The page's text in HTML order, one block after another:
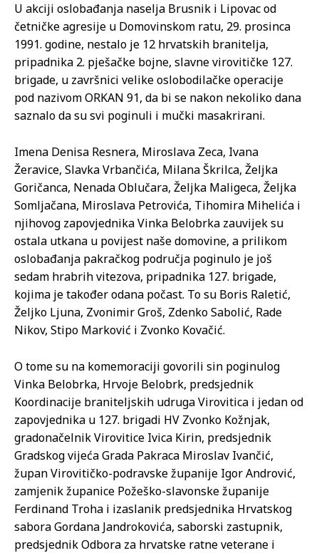
U akciji oslobađanja naselja Brusnik i Lipovac od
četničke agresije u Domovinskom ratu, 29. prosinca
1991. godine, nestalo je 12 hrvatskih branitelja,
pripadnika 2. pješačke bojne, slavne virovitičke 127.
brigade, u završnici velike oslobodilačke operacije
pod nazivom ORKAN 91, da bi se nakon nekoliko dana
saznalo da su svi poginuli i mučki masakrirani.
Imena Denisa Resnera, Miroslava Zeca, Ivana
Žeravice, Slavka Vrbančića, Milana Škrilca, Željka
Goričanca, Nenada Oblučara, Željka Maligeca, Željka
Somljačana, Miroslava Petrovića, Tihomira Mihelića i
njihovog zapovjednika Vinka Belobrka zauvijek su
ostala utkana u povijest naše domovine, a prilikom
oslobađanja pakračkog područja poginulo je još
sedam hrabrih vitezova, pripadnika 127. brigade,
kojima je također odana počast. To su Boris Raletić,
Željko Ljuna, Zvonimir Groš, Zdenko Sabolić, Rade
Nikov, Stipo Marković i Zvonko Kovačić.
O tome su na komemoraciji govorili sin poginulog
Vinka Belobrka, Hrvoje Belobrk, predsjednik
Koordinacije braniteljskih udruga Virovitica i jedan od
zapovjednika u 127. brigadi HV Zvonko Kožnjak,
gradonačelnik Virovitice Ivica Kirin, predsjednik
Gradskog vijeća Grada Pakraca Miroslav Ivančić,
župan Virovitičko-podravske županije Igor Andrović,
zamjenik županice Požeško-slavonske županije
Ferdinand Troha i izaslanik predsjednika Hrvatskog
sabora Gordana Jandrokovića, saborski zastupnik,
predsjednik Odbora za hrvatske ratne veterane i